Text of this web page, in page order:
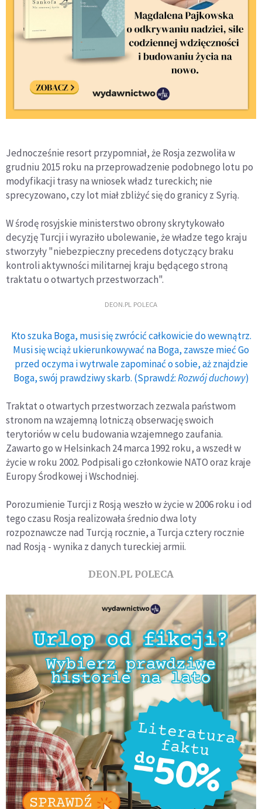
Jednocześnie resort przypomniał, że Rosja zezwoliła w
grudniu 2015 roku na przeprowadzenie podobnego lotu po
modyfikacji trasy na wniosek władz tureckich; nie
sprecyzowano, czy lot miał zbliżyć się do granicy z Syrią.
W środę rosyjskie ministerstwo obrony skrytykowało
decyzję Turcji i wyraziło ubolewanie, że władze tego kraju
stworzyły "niebezpieczny precedens dotyczący braku
kontroli aktywności militarnej kraju będącego stroną
traktatu o otwartych przestworzach".
DEON.PL POLECA
Kto szuka Boga, musi się zwrócić całkowicie do wewnątrz.
Musi się wciąż ukierunkowywać na Boga, zawsze mieć Go
przed oczyma i wytrwale zapominać o sobie, aż znajdzie
Boga, swój prawdziwy skarb. (Sprawdź:Rozwój duchowy)
Traktat o otwartych przestworzach zezwala państwom
stronom na wzajemną lotniczą obserwację swoich
terytoriów w celu budowania wzajemnego zaufania.
Zawarto go w Helsinkach 24 marca 1992 roku, a wszedł w
życie w roku 2002. Podpisali go członkowie NATO oraz kraje
Europy Środkowej i Wschodniej.
Porozumienie Turcji z Rosją weszło w życie w 2006 roku i od
tego czasu Rosja realizowała średnio dwa loty
rozpoznawcze nad Turcją rocznie, a Turcja cztery rocznie
nad Rosją - wynika z danych tureckiej armii.
DEON.PL POLECA